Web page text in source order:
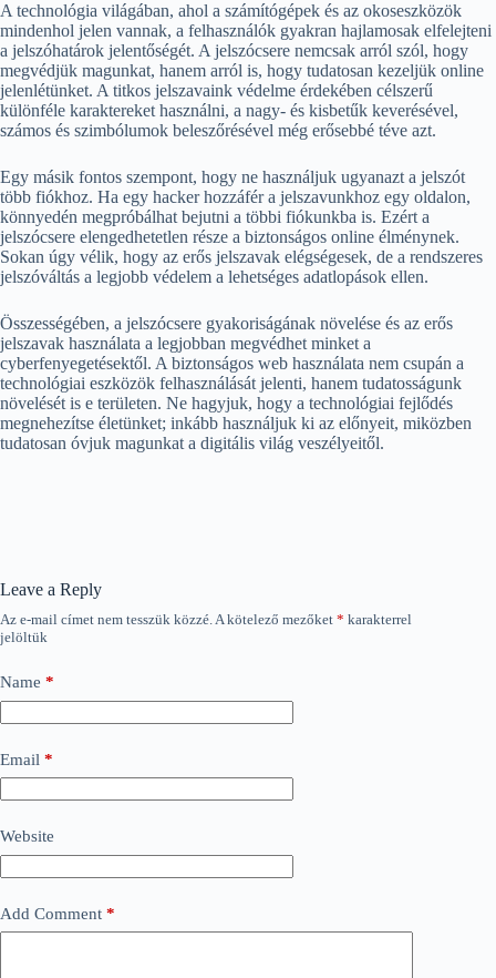
A technológia világában, ahol a számítógépek és az okoseszközök
mindenhol jelen vannak, a felhasználók gyakran hajlamosak elfelejteni
a jelszóhatárok jelentőségét. A jelszócsere nemcsak arról szól, hogy
megvédjük magunkat, hanem arról is, hogy tudatosan kezeljük online
jelenlétünket. A titkos jelszavaink védelme érdekében célszerű
különféle karaktereket használni, a nagy- és kisbetűk keverésével,
számos és szimbólumok beleszőrésével még erősebbé téve azt.
Egy másik fontos szempont, hogy ne használjuk ugyanazt a jelszót
több fiókhoz. Ha egy hacker hozzáfér a jelszavunkhoz egy oldalon,
könnyedén megpróbálhat bejutni a többi fiókunkba is. Ezért a
jelszócsere elengedhetetlen része a biztonságos online élménynek.
Sokan úgy vélik, hogy az erős jelszavak elégségesek, de a rendszeres
jelszóváltás a legjobb védelem a lehetséges adatlopások ellen.
Összességében, a jelszócsere gyakoriságának növelése és az erős
jelszavak használata a legjobban megvédhet minket a
cyberfenyegetésektől. A biztonságos web használata nem csupán a
technológiai eszközök felhasználását jelenti, hanem tudatosságunk
növelését is e területen. Ne hagyjuk, hogy a technológiai fejlődés
megnehezítse életünket; inkább használjuk ki az előnyeit, miközben
tudatosan óvjuk magunkat a digitális világ veszélyeitől.
Leave a Reply
Az e-mail címet nem tesszük közzé.A kötelező mezőket * karakterrel
jelöltük
Name *
Email *
Website
Add Comment *